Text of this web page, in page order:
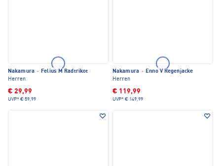
Nakamura · Felius M Radtrikot
Herren
€ 29,99
UVP* € 59,99
Nakamura · Enno V Regenjacke
Herren
€ 119,99
UVP* € 149,99